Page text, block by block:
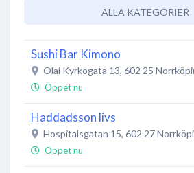
ALLA KATEGORIER
Sushi Bar Kimono
Olai Kyrkogata 13, 602 25
Öppet nu
Haddadsson livs
Hospitalsgatan 15, 602 27
Öppet nu